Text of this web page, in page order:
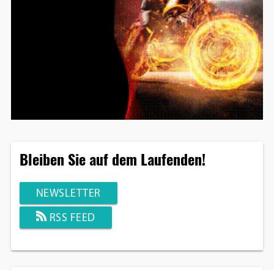
Bleiben Sie auf dem Laufenden!
NEWSLETTER
RSS FEED